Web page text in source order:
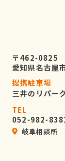
〒462-0825
愛知県名古屋
提携駐車場
三井のリパー
TEL
052-982-
岐阜相談所